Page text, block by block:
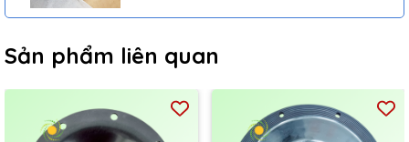
Sản phẩm liên quan